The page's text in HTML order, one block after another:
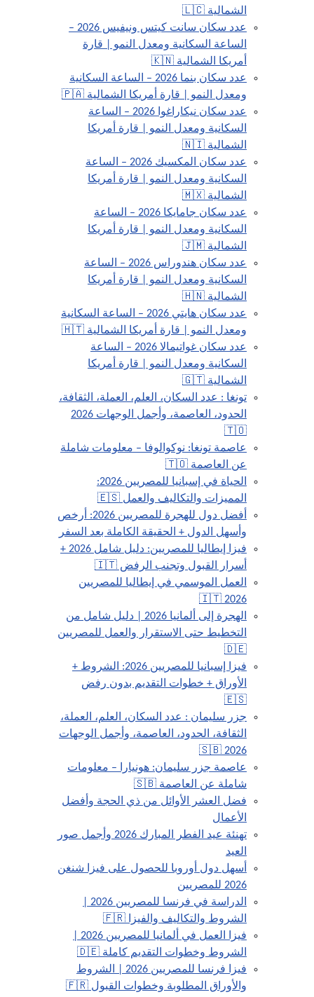
الشمالية 🇱🇨
عدد سكان سانت كيتس ونيفيس 2026 –
الساعة السكانية ومعدل النمو | قارة
أمريكا الشمالية 🇰🇳
عدد سكان بنما 2026 – الساعة السكانية
ومعدل النمو | قارة أمريكا الشمالية 🇵🇦
عدد سكان نيكاراغوا 2026 – الساعة
السكانية ومعدل النمو | قارة أمريكا
الشمالية 🇳🇮
عدد سكان المكسيك 2026 – الساعة
السكانية ومعدل النمو | قارة أمريكا
الشمالية 🇲🇽
عدد سكان جامايكا 2026 – الساعة
السكانية ومعدل النمو | قارة أمريكا
الشمالية 🇯🇲
عدد سكان هندوراس 2026 – الساعة
السكانية ومعدل النمو | قارة أمريكا
الشمالية 🇭🇳
عدد سكان هايتي 2026 – الساعة السكانية
ومعدل النمو | قارة أمريكا الشمالية 🇭🇹
عدد سكان غواتيمالا 2026 – الساعة
السكانية ومعدل النمو | قارة أمريكا
الشمالية 🇬🇹
تونغا : عدد السكان، العلم، العملة، الثقافة،
الحدود، العاصمة، وأجمل الوجهات 2026
🇹🇴
عاصمة تونغا: نوكوالوفا – معلومات شاملة
عن العاصمة 🇹🇴
الحياة في إسبانيا للمصريين 2026:
المميزات والتكاليف والعمل 🇪🇸
أفضل دول للهجرة للمصريين 2026: أرخص
وأسهل الدول + الحقيقة الكاملة بعد السفر
فيزا إيطاليا للمصريين: دليل شامل 2026 +
أسرار القبول وتجنب الرفض 🇮🇹
العمل الموسمي في إيطاليا للمصريين
2026 🇮🇹
الهجرة إلى ألمانيا 2026 | دليل شامل من
التخطيط حتى الاستقرار والعمل للمصريين
🇩🇪
فيزا إسبانيا للمصريين 2026: الشروط +
الأوراق + خطوات التقديم بدون رفض
🇪🇸
جزر سليمان : عدد السكان، العلم، العملة،
الثقافة، الحدود، العاصمة، وأجمل الوجهات
2026 🇸🇧
عاصمة جزر سليمان: هونيارا – معلومات
شاملة عن العاصمة 🇸🇧
فضل العشر الأوائل من ذي الحجة وأفضل
الأعمال
تهنئة عيد الفطر المبارك 2026 وأجمل صور
العيد
أسهل دول أوروبا للحصول على فيزا شنغن
2026 للمصريين
الشروط والتكاليف والفيزا 🇫🇷
الشروط وخطوات التقديم كاملة 🇩🇪
فيزا فرنسا للمصريين 2026 | الشروط
والأوراق المطلوبة وخطوات القبول 🇫🇷